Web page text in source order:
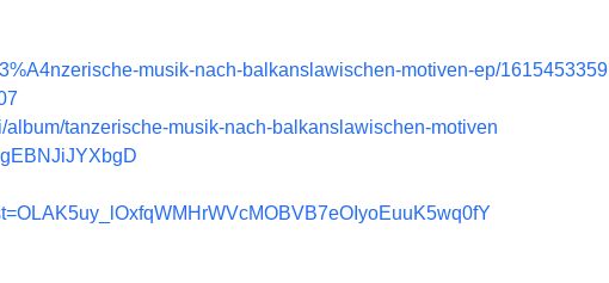
musik-nach-balkanslawischen-motiven-ep/1615453359
album/tanzerische-musik-nach-balkanslawischen-motiven